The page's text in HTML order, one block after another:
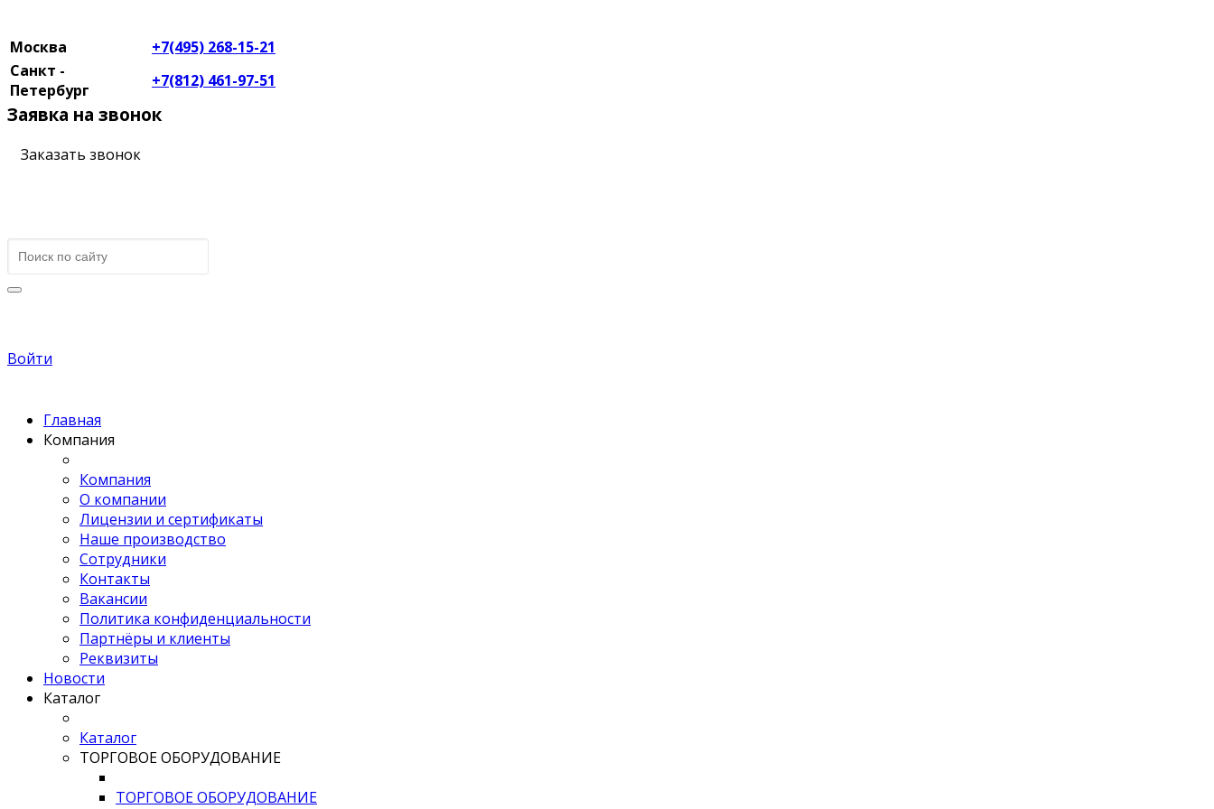
Москва
+7(495) 268-15-21
Санкт -
Петербург
+7(812) 461-97-51
Заявка на звонок
Заказать звонок
Войти
Главная
Компания
Компания
О компании
Лицензии и сертификаты
Наше производство
Сотрудники
Контакты
Вакансии
Политика конфиденциальности
Партнёры и клиенты
Реквизиты
Новости
Каталог
Каталог
ТОРГОВОЕ ОБОРУДОВАНИЕ
ТОРГОВОЕ ОБОРУДОВАНИЕ